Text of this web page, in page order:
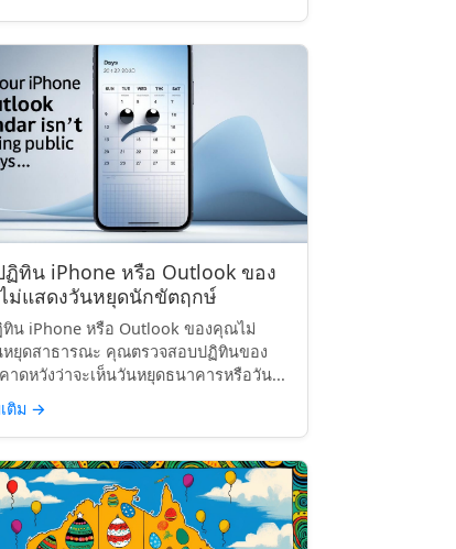
ทิน iPhone หรือ Outlook ของ
ม่แสดงวันหยุดนักขัตฤกษ์
น iPhone หรือ Outlook ของคุณไม่
หยุดสาธารณะ คุณตรวจสอบปฏิทินของ
ดหวังว่าจะเห็นวันหยุดธนาคารหรือวัน...
ติม →